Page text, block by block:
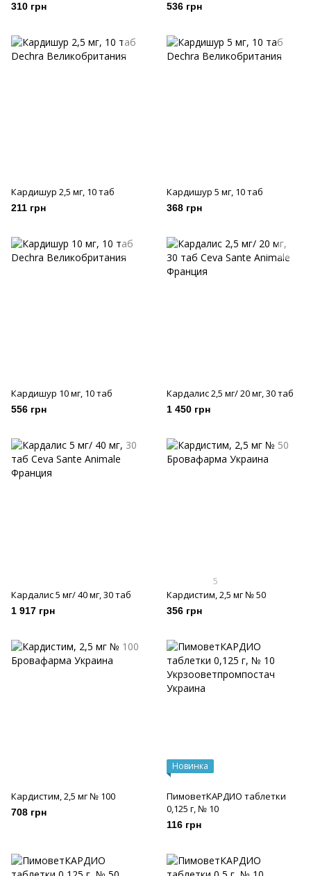
310 грн 536 грн
Кардишур 2,5 мг, 10 таб
211 грн
Кардишур 5 мг, 10 таб
368 грн
Кардишур 10 мг, 10 таб
556 грн
Кардалис 2,5 мг/ 20 мг, 30 таб
1 450 грн
Кардалис 5 мг/ 40 мг, 30 таб
1 917 грн
5
Кардистим, 2,5 мг № 50
356 грн
Кардистим, 2,5 мг № 100
708 грн
Новинка
ПимоветКАРДИО таблетки
0,125 г, № 10
116 грн